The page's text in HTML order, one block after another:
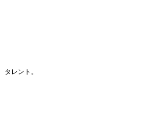
タレント。